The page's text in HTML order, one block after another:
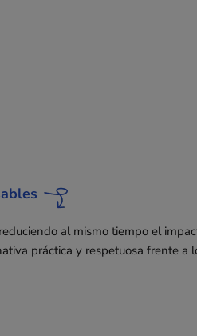
al mismo tiempo el
práctica y respetuosa frente a